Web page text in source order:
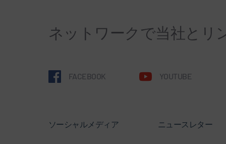
ネットワークで当社とリ
FACEBOOK YOUTUBE
ソーシャルメディア ニュースレター